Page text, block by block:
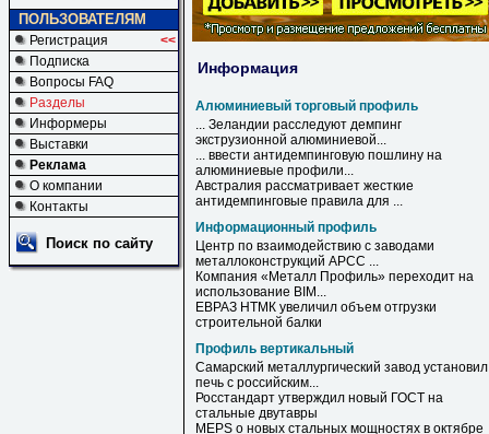
ПОЛЬЗОВАТЕЛЯМ
Регистрация
<<
Подписка
Вопросы FAQ
Разделы
Информеры
Выставки
Реклама
О компании
Контакты
Поиск по сайту
Информация
Алюминиевый торговый профиль
... Зеландии расследуют демпинг
экструзионной алюминиевой...
... ввести антидемпинговую пошлину на
алюминиевые профили...
Австралия рассматривает жесткие
антидемпинговые правила для ...
Информационный профиль
Центр по взаимодействию с заводами
металлоконструкций АРСС ...
Компания «Металл Профиль» переходит на
использование BIM...
ЕВРАЗ НТМК увеличил объем отгрузки
строительной балки
Профиль вертикальный
Самарский металлургический завод установил
печь с российским...
Росстандарт утверждил новый ГОСТ на
стальные двутавры
MEPS о новых стальных мощностях в октябре